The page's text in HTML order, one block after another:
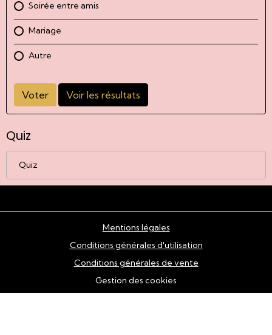
Soirée entre amis
Mariage
Autre
Voter Voir les résultats
Quiz
Quiz
Mentions légales
Conditions générales d'utilisation
Conditions générales de vente
Gestion des cookies